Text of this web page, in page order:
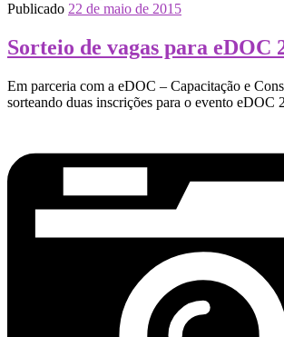
Publicado 22 de maio de 2015
Sorteio de vagas para eDOC
Em parceria com a eDOC – Capacitação e
sorteando duas inscrições para o evento